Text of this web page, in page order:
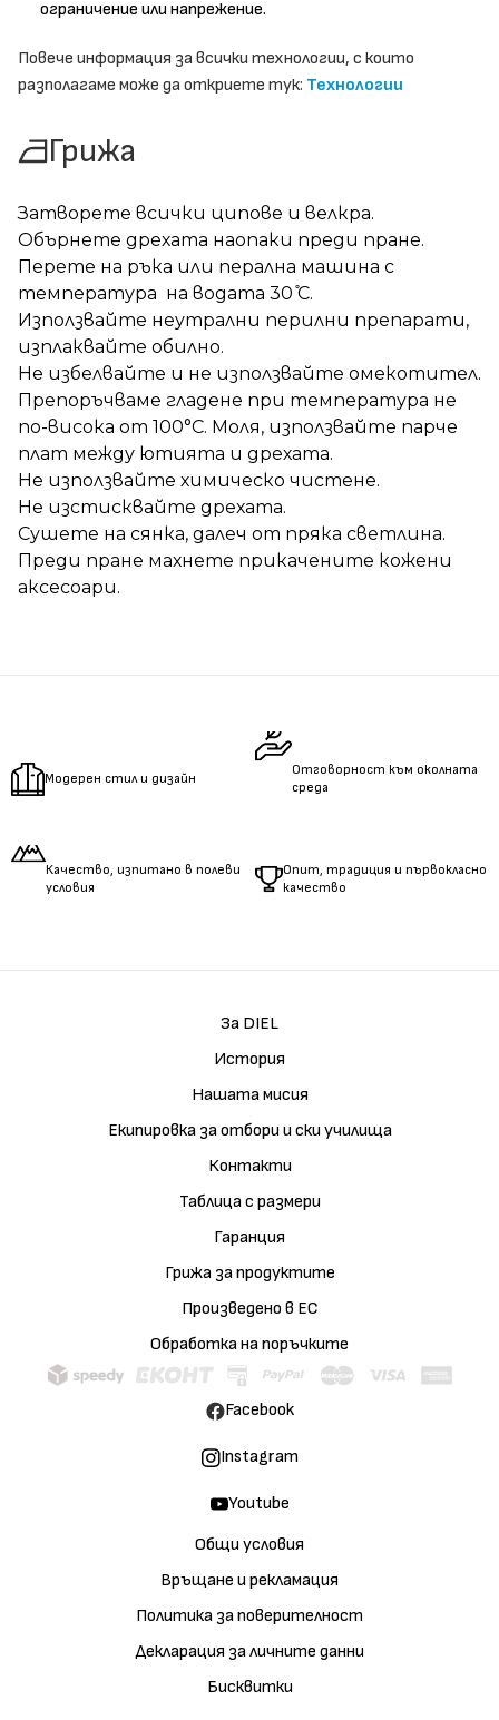
ограничение или напрежение.
Повече информация за всички технологии, с които
разполагаме може да откриете тук: Технологии
Грижа
Затворете всички ципове и велкра.
Обърнете дрехата наопаки преди пране.
Перете на ръка или перална машина с
температура на водата 30 ̊С.
Използвайте неутрални перилни препарати,
изплаквайте обилно.
Не избелвайте и не използвайте омекотител.
Препоръчваме гладене при температура не
по-висока от 100°C. Моля, използвайте парче
плат между ютията и дрехата.
Не използвайте химическо чистене.
Не изстисквайте дрехата.
Сушете на сянка, далеч от пряка светлина.
Преди пране махнете прикачените кожени
аксесоари.
Модерен стил и дизайн
Отговорност към околната
среда
Качество, изпитано в полеви
условия
Опит, традиция и първокласно
качество
За DIEL
История
Нашата мисия
Екипировка за отбори и ски училища
Контакти
Таблица с размери
Гаранция
Грижа за продуктите
Произведено в ЕС
Обработка на поръчките
Общи условия
Връщане и рекламация
Политика за поверителност
Декларация за личните данни
Бисквитки
Facebook
Instagram
Youtube